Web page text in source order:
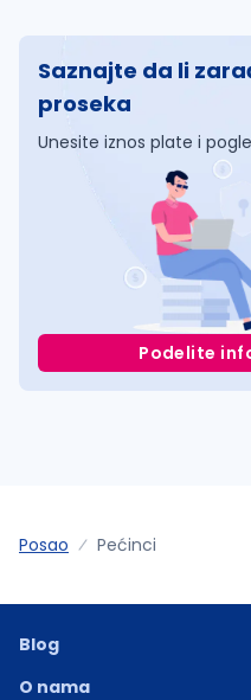
Saznajte da li
proseka
Unesite iznos plate i
Podelite
Posao Pećinci
Blog
O nama